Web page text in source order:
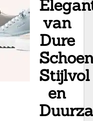
van
Dure
Stijlvol
en